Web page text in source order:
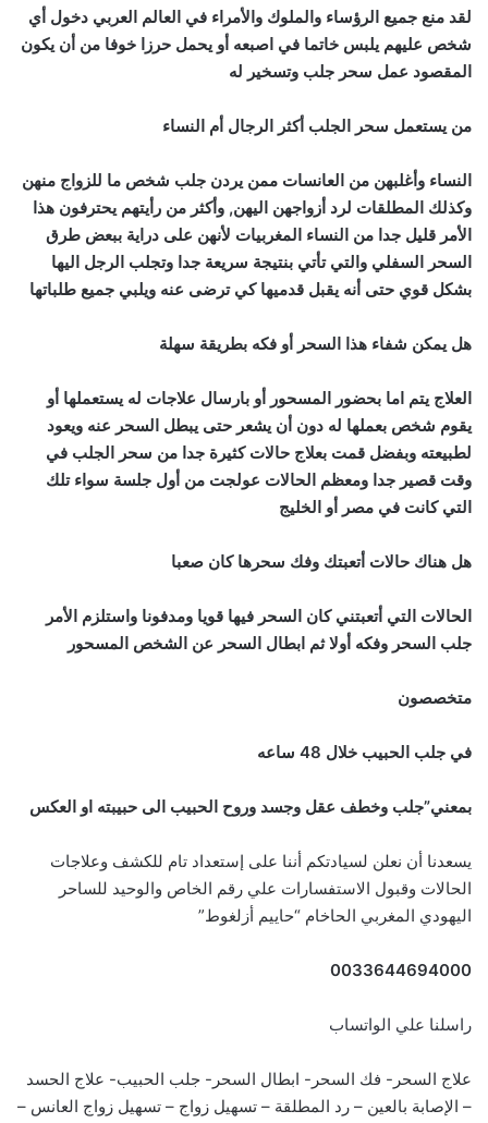
لقد منع جميع الرؤساء والملوك والأمراء في العالم العربي دخول أي
شخص عليهم يلبس خاتما في اصبعه أو يحمل حرزا خوفا من أن يكون
المقصود عمل سحر جلب وتسخير له
من يستعمل سحر الجلب أكثر الرجال أم النساء
النساء وأغلبهن من العانسات ممن يردن جلب شخص ما للزواج منهن
وكذلك المطلقات لرد أزواجهن اليهن, وأكثر من رأيتهم يحترفون هذا
الأمر قليل جدا من النساء المغربيات لأنهن على دراية ببعض طرق
السحر السفلي والتي تأتي بنتيجة سريعة جدا وتجلب الرجل اليها
بشكل قوي حتى أنه يقبل قدميها كي ترضى عنه ويلبي جميع طلباتها
هل يمكن شفاء هذا السحر أو فكه بطريقة سهلة
العلاج يتم اما بحضور المسحور أو بارسال علاجات له يستعملها أو
يقوم شخص بعملها له دون أن يشعر حتى يبطل السحر عنه ويعود
لطبيعته وبفضل قمت بعلاج حالات كثيرة جدا من سحر الجلب في
وقت قصير جدا ومعظم الحالات عولجت من أول جلسة سواء تلك
التي كانت في مصر أو الخليج
هل هناك حالات أتعبتك وفك سحرها كان صعبا
الحالات التي أتعبتني كان السحر فيها قويا ومدفونا واستلزم الأمر
جلب السحر وفكه أولا ثم ابطال السحر عن الشخص المسحور
متخصصون
في جلب الحبيب خلال 48 ساعه
بمعني”جلب وخطف عقل وجسد وروح الحبيب الى حبيبته او العكس
يسعدنا أن نعلن لسيادتكم أننا على إستعداد تام للكشف وعلاجات
الحالات وقبول الاستفسارات علي رقم الخاص والوحيد للساحر
اليهودي المغربي الحاخام “حاييم أزلغوط”
0033644694000
راسلنا علي الواتساب
علاج السحر- فك السحر- ابطال السحر- جلب الحبيب- علاج الحسد
– الإصابة بالعين – رد المطلقة – تسهيل زواج – تسهيل زواج العانس –